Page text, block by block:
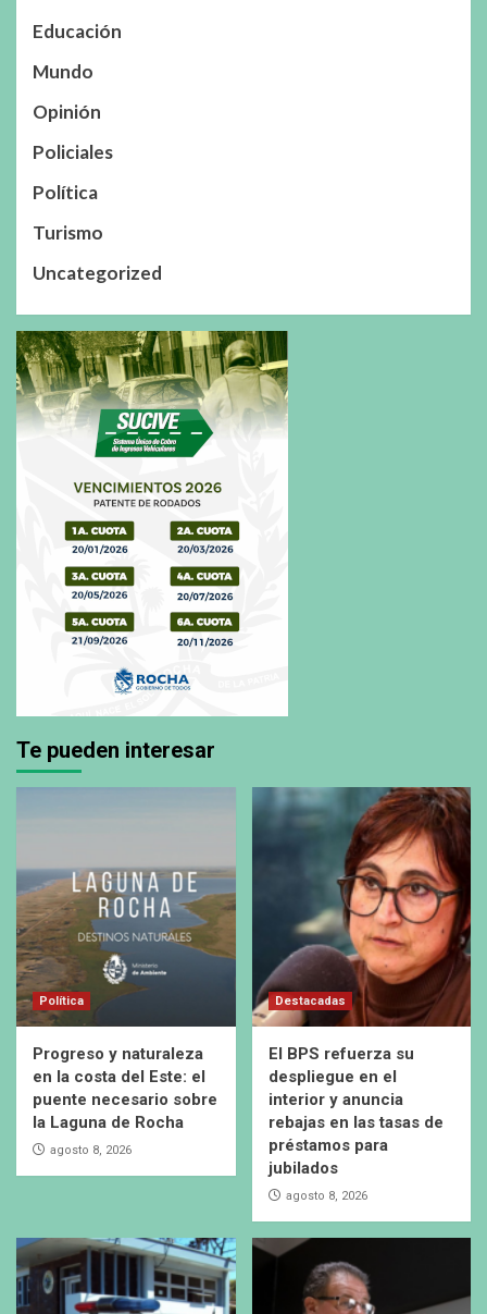
Educación
Mundo
Opinión
Policiales
Política
Turismo
Uncategorized
Te pueden interesar
Política
Progreso y naturaleza
en la costa del Este: el
puente necesario sobre
la Laguna de Rocha
agosto 8, 2026
Destacadas
El BPS refuerza su
despliegue en el
interior y anuncia
rebajas en las tasas de
préstamos para
jubilados
agosto 8, 2026